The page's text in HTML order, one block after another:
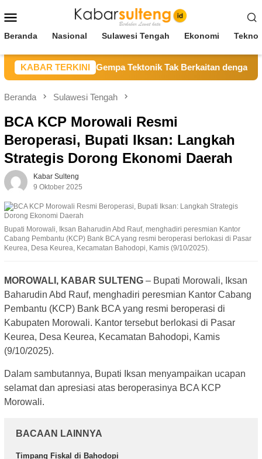
ke
Mobile
Beranda Nasional Sulawesi Tengah Ekonomi
KABAR TERKINI
Geofisika Untad: Gempa Tektonik Tak Berkaitan dengan
Beranda Sulawesi Tengah
BCA KCP Morowali Resmi
Beroperasi, Bupati Iksan: Langkah
Strategis Dorong Ekonomi Daerah
Kabar Sulteng
9 Oktober 2025
Bupati Morowali, Iksan Baharudin Abd Rauf, menghadiri peresmian Kantor
Cabang Pembantu (KCP) Bank BCA yang resmi beroperasi berlokasi di Pasar
Keurea, Desa Keurea, Kecamatan Bahodopi, Kamis (9/10/2025).
MOROWALI, KABAR SULTENG – Bupati Morowali, Iksan
Baharudin Abd Rauf, menghadiri peresmian Kantor Cabang
Pembantu (KCP) Bank BCA yang resmi beroperasi di
Kabupaten Morowali. Kantor tersebut berlokasi di Pasar
Keurea, Desa Keurea, Kecamatan Bahodopi, Kamis
(9/10/2025).
Dalam sambutannya, Bupati Iksan menyampaikan ucapan
selamat dan apresiasi atas beroperasinya BCA KCP
Morowali.
BACAAN LAINNYA
Timpang Fiskal di Bahodopi